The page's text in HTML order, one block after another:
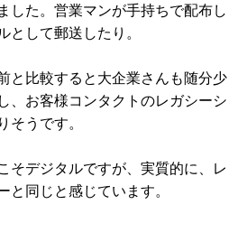
した。営業マンが手持ちで配布し
として郵送したり。
と比較すると大企業さんも随分少
、お客様コンタクトのレガシーシ
そうです。
そデジタルですが、実質的に、レ
と同じと感じています。